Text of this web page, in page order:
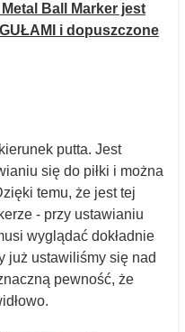
Ball Marker jest
i dopuszczone
putta. Jest
się do piłki i można
temu, że jest tej
- przy ustawianiu
wyglądać dokładnie
już ustawiliśmy się nad
pewność, że